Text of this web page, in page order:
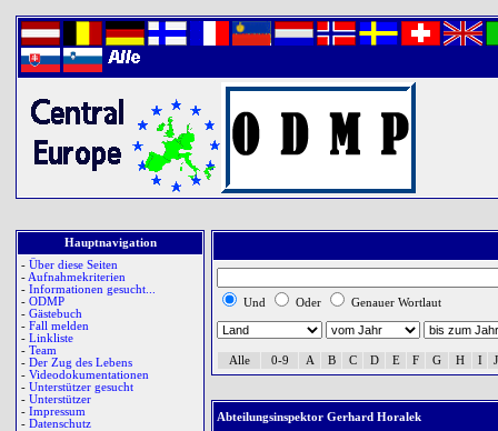
Hauptnavigation
- Über diese Seiten
- Aufnahmekriterien
- Informationen gesucht...
- ODMP
- Gästebuch
- Fall melden
- Linkliste
- Team
- Der Zug des Lebens
- Videodokumentationen
- Unterstützer gesucht
- Unterstützer
- Impressum
- Datenschutz
Und Oder Genauer Wortlaut
Alle 0-9 A B C D E F G H I J
Abteilungsinspektor Gerhard Horalek